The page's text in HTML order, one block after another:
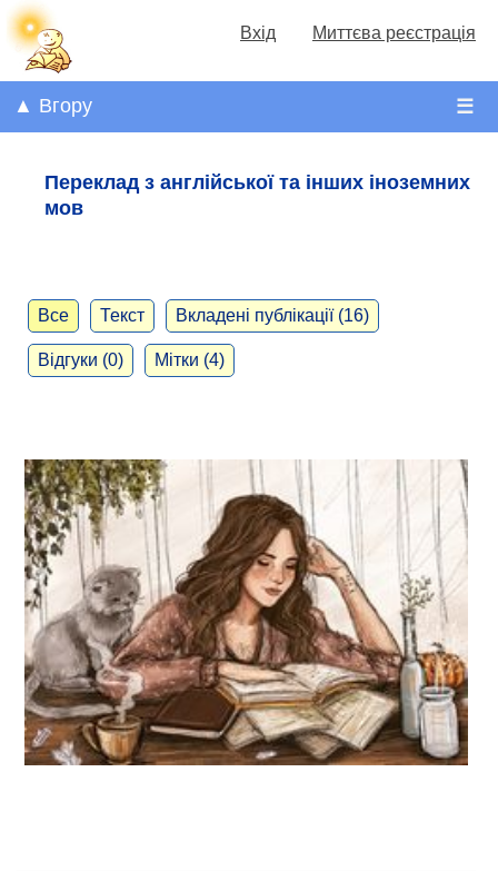
Вхід Миттєва реєстрація
☰
▲ Вгору
Переклад з англійської та інших іноземних
мов
Все Текст Вкладені публікації (16)
Відгуки (0) Мітки (4)